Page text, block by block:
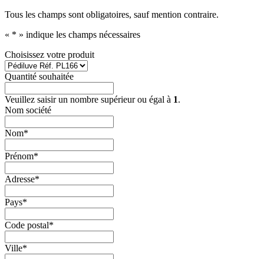
Tous les champs sont obligatoires, sauf mention contraire.
« * » indique les champs nécessaires
Choisissez votre produit
Quantité souhaitée
Veuillez saisir un nombre supérieur ou égal à 1.
Nom société
Nom*
Prénom*
Adresse*
Pays*
Code postal*
Ville*